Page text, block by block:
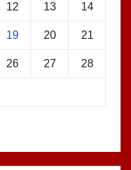
12 13 14
19 20 21
26 27 28